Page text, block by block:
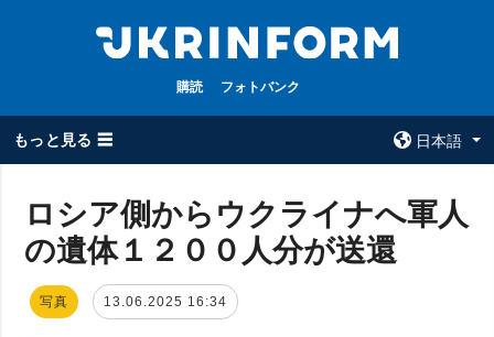
購読 フォトバンク
もっと見る ☰
日本語
全てのトピック
被占領地
ウクルインフォ
ルム
ロシア側からウクライナへ軍人
の遺体１２００人分が送還
写真 13.06.2025 16:34